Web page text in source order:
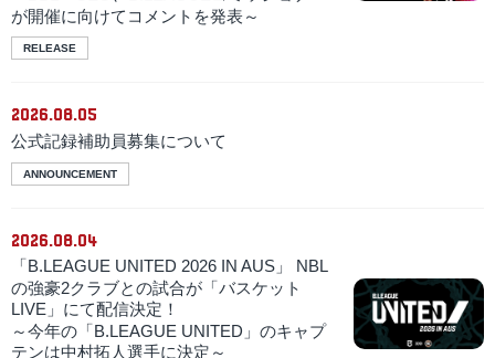
が開催に向けてコメントを発表～
RELEASE
2026.08.05
公式記録補助員募集について
ANNOUNCEMENT
2026.08.04
「B.LEAGUE UNITED 2026 IN AUS」 NBL
の強豪2クラブとの試合が「バスケット
LIVE」にて配信決定！
～今年の「B.LEAGUE UNITED」のキャプ
テンは中村拓人選手に決定～